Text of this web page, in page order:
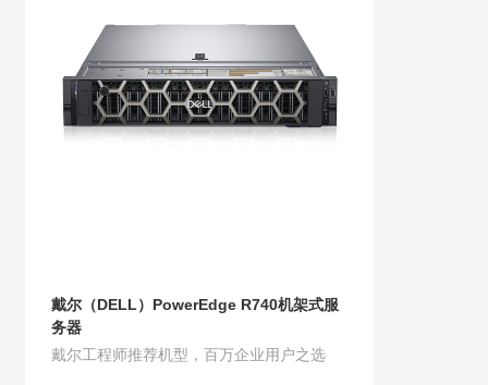
戴尔（DELL）PowerEdge R740机架式服
务器
戴尔工程师推荐机型，百万企业用户之选